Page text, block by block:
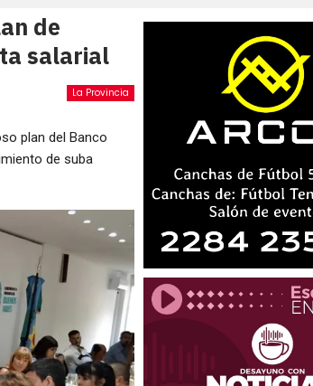
de
salarial
La Provincia
plan del Banco
de suba